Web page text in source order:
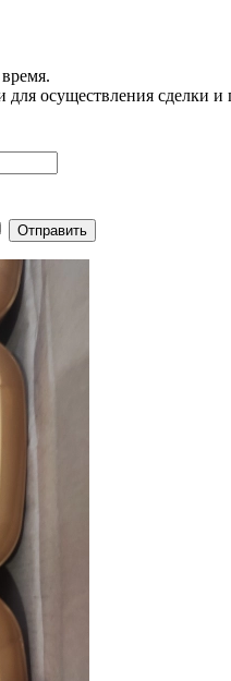
осуществления сделки